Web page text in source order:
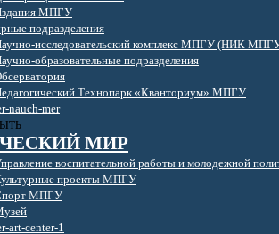
МПГУ
подразделения
исследовательский комплекс МПГУ (НИК
образовательные подразделения
Технопарк «Кванториум» МПГУ
МИР
воспитательной работы и молодежной
проекты МПГУ
МПГУ